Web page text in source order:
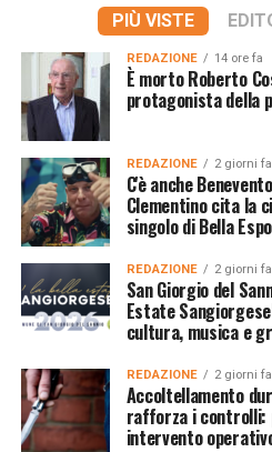
PIÙ VISTE
REDAZIONE 14 ore fa
È morto Roberto
protagonista della
REDAZIONE 2 giorni fa
C'è anche
Clementino cita la
singolo di Bella Espo
REDAZIONE 2 giorni fa
San Giorgio del
Estate
cultura, musica e
REDAZIONE 2 giorni fa
Accoltellamento
rafforza i controlli:
intervento